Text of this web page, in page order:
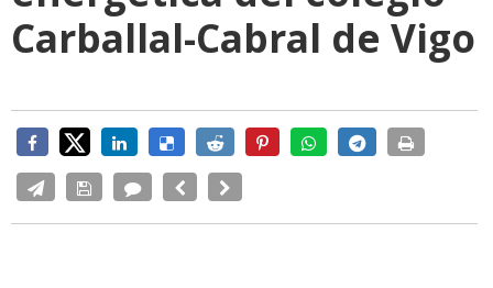
Carballal-Cabral de Vigo